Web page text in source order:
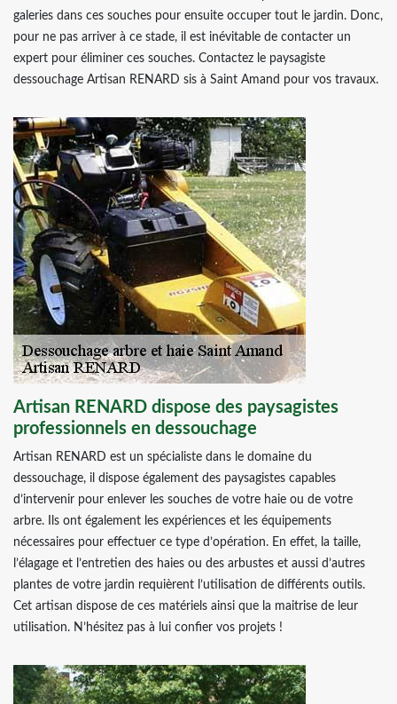
galeries dans ces souches pour ensuite occuper tout le jardin. Donc,
pour ne pas arriver à ce stade, il est inévitable de contacter un
expert pour éliminer ces souches. Contactez le paysagiste
dessouchage Artisan RENARD sis à Saint Amand pour vos travaux.
Artisan RENARD dispose des paysagistes
professionnels en dessouchage
Artisan RENARD est un spécialiste dans le domaine du
dessouchage, il dispose également des paysagistes capables
d’intervenir pour enlever les souches de votre haie ou de votre
arbre. Ils ont également les expériences et les équipements
nécessaires pour effectuer ce type d’opération. En effet, la taille,
l’élagage et l’entretien des haies ou des arbustes et aussi d’autres
plantes de votre jardin requièrent l’utilisation de différents outils.
Cet artisan dispose de ces matériels ainsi que la maitrise de leur
utilisation. N’hésitez pas à lui confier vos projets !